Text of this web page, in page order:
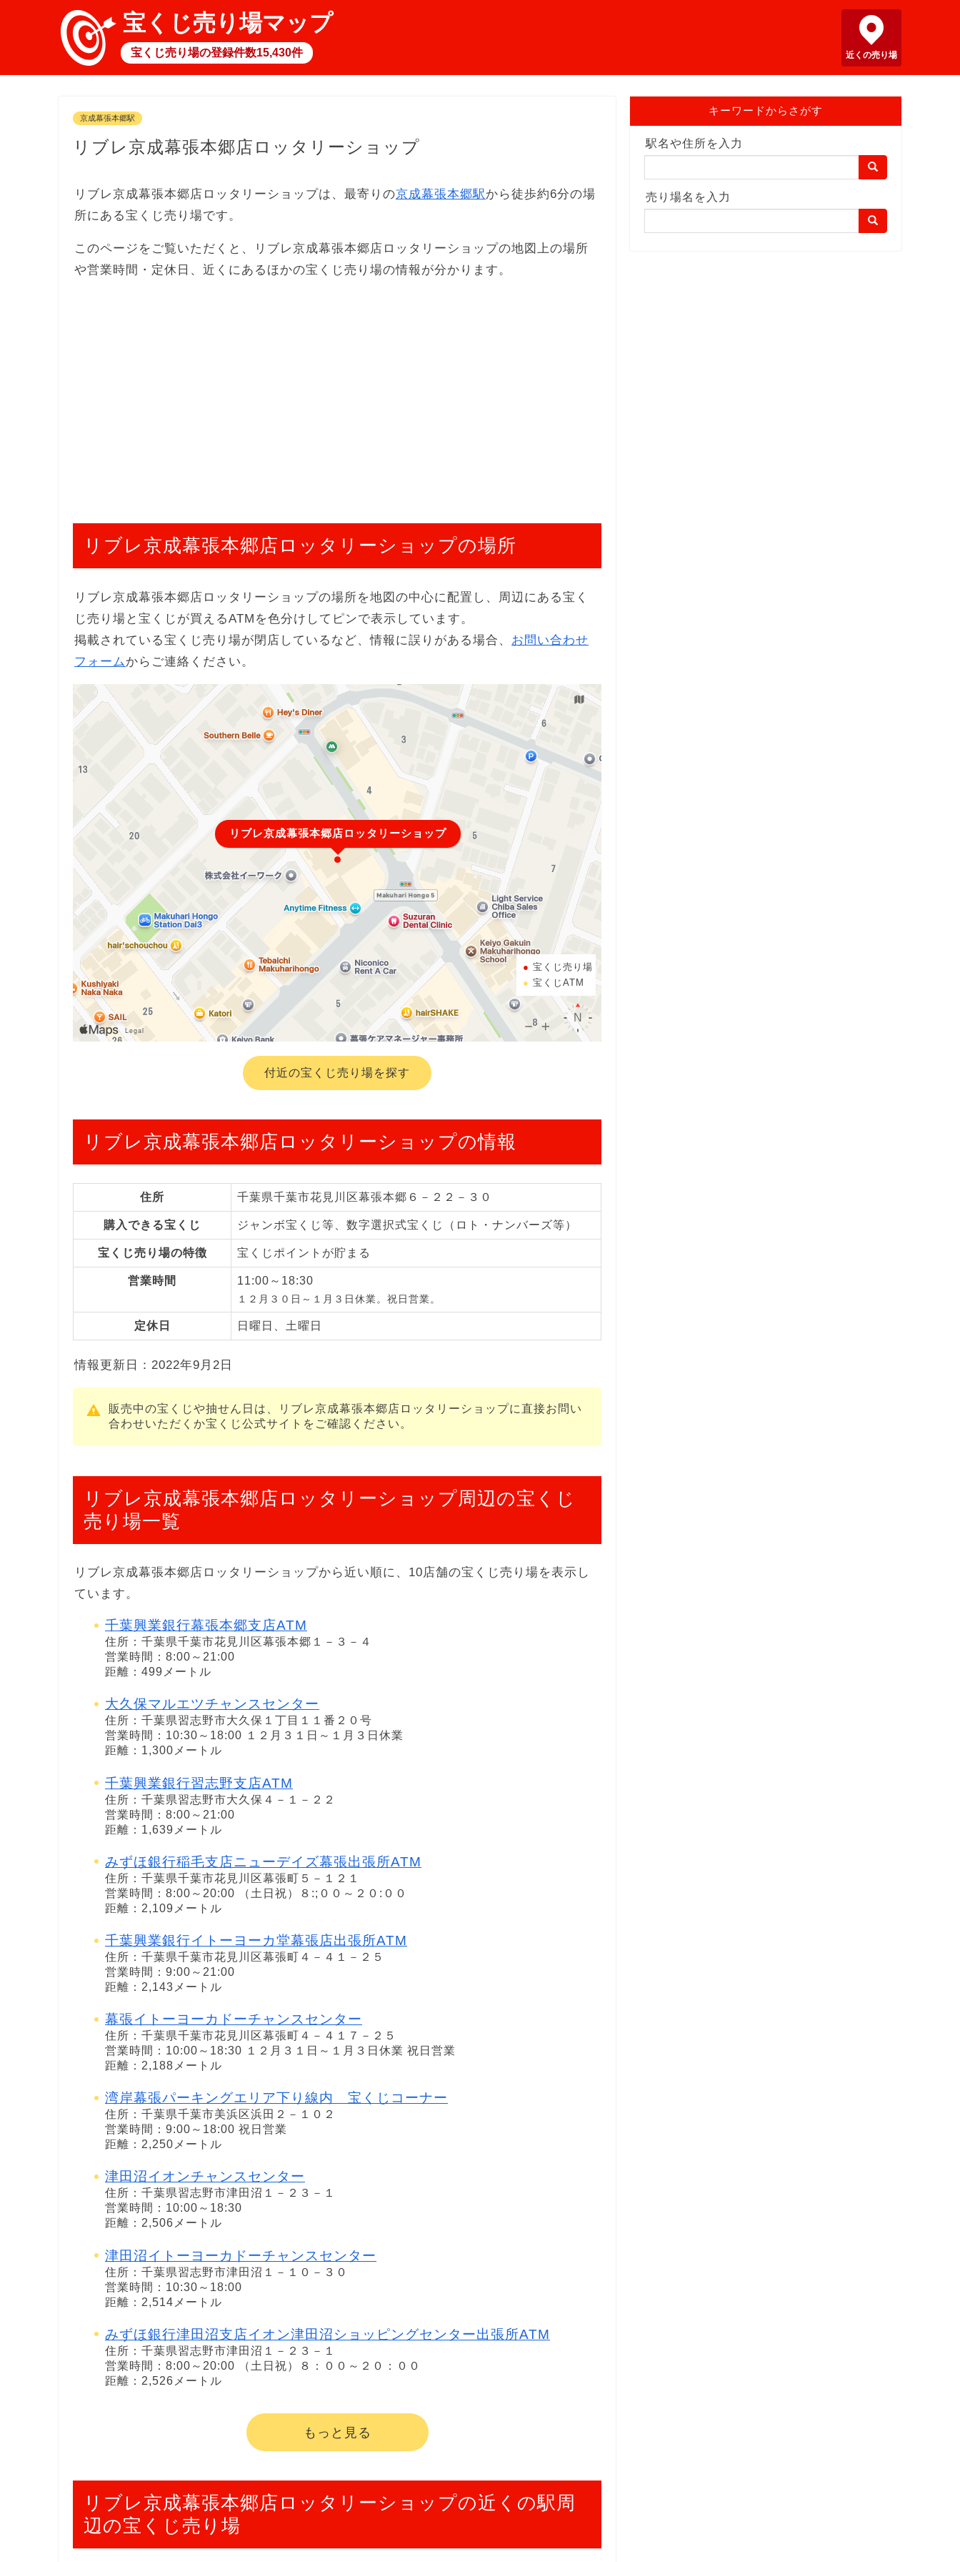
宝くじ売り場マップ
宝くじ売り場の登録件数15,430件 近くの売り場
京成幕張本郷駅
リブレ京成幕張本郷店ロッタリーショップ
リブレ京成幕張本郷店ロッタリーショップは、最寄りの京成幕張本郷駅から徒歩約6分の場
所にある宝くじ売り場です。
このページをご覧いただくと、リブレ京成幕張本郷店ロッタリーショップの地図上の場所
や営業時間・定休日、近くにあるほかの宝くじ売り場の情報が分かります。
リブレ京成幕張本郷店ロッタリーショップの場所
リブレ京成幕張本郷店ロッタリーショップの場所を地図の中心に配置し、周辺にある宝く
じ売り場と宝くじが買えるATMを色分けしてピンで表示しています。
掲載されている宝くじ売り場が閉店しているなど、情報に誤りがある場合、 お問い合わせ
フォーム からご連絡ください。
リブレ京成幕張本郷店ロッタリーショップ
宝くじ売り場
宝くじATM
付近の宝くじ売り場を探す
リブレ京成幕張本郷店ロッタリーショップの情報
住所 千葉県千葉市花見川区幕張本郷６－２２－３０
購入できる宝くじ ジャンボ宝くじ等、数字選択式宝くじ（ロト・ナンバーズ等）
宝くじ売り場の特徴 宝くじポイントが貯まる
営業時間 11:00～18:30
１２月３０日～１月３日休業。祝日営業。
定休日 日曜日、土曜日
情報更新日：2022年9月2日
販売中の宝くじや抽せん日は、リブレ京成幕張本郷店ロッタリーショップに直接お問い
合わせいただくか宝くじ公式サイトをご確認ください。
リブレ京成幕張本郷店ロッタリーショップ周辺の宝くじ
売り場一覧
リブレ京成幕張本郷店ロッタリーショップから近い順に、10店舗の宝くじ売り場を表示し
ています。
千葉興業銀行幕張本郷支店ATM
住所：千葉県千葉市花見川区幕張本郷１－３－４
営業時間：8:00～21:00
距離：499メートル
大久保マルエツチャンスセンター
住所：千葉県習志野市大久保１丁目１１番２０号
営業時間：10:30～18:00 １２月３１日～１月３日休業
距離：1,300メートル
千葉興業銀行習志野支店ATM
住所：千葉県習志野市大久保４－１－２２
営業時間：8:00～21:00
距離：1,639メートル
みずほ銀行稲毛支店ニューデイズ幕張出張所ATM
住所：千葉県千葉市花見川区幕張町５－１２１
営業時間：8:00～20:00 （土日祝）８:;００～２０:００
距離：2,109メートル
千葉興業銀行イトーヨーカ堂幕張店出張所ATM
住所：千葉県千葉市花見川区幕張町４－４１－２５
営業時間：9:00～21:00
距離：2,143メートル
幕張イトーヨーカドーチャンスセンター
住所：千葉県千葉市花見川区幕張町４－４１７－２５
営業時間：10:00～18:30 １２月３１日～１月３日休業 祝日営業
距離：2,188メートル
湾岸幕張パーキングエリア下り線内 宝くじコーナー
住所：千葉県千葉市美浜区浜田２－１０２
営業時間：9:00～18:00 祝日営業
距離：2,250メートル
津田沼イオンチャンスセンター
住所：千葉県習志野市津田沼１－２３－１
営業時間：10:00～18:30
距離：2,506メートル
津田沼イトーヨーカドーチャンスセンター
住所：千葉県習志野市津田沼１－１０－３０
営業時間：10:30～18:00
距離：2,514メートル
みずほ銀行津田沼支店イオン津田沼ショッピングセンター出張所ATM
住所：千葉県習志野市津田沼１－２３－１
営業時間：8:00～20:00 （土日祝）８：００～２０：００
距離：2,526メートル
もっと見る
リブレ京成幕張本郷店ロッタリーショップの近くの駅周
辺の宝くじ売り場
キーワードからさがす
駅名や住所を入力
売り場名を入力